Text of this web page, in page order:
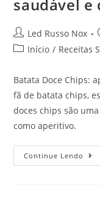
saudável e
Led Russo Nox
Início / Receitas
Batata Doce Chips:
fã de batata chips,
doces chips são
como aperitivo.
Continue Lendo